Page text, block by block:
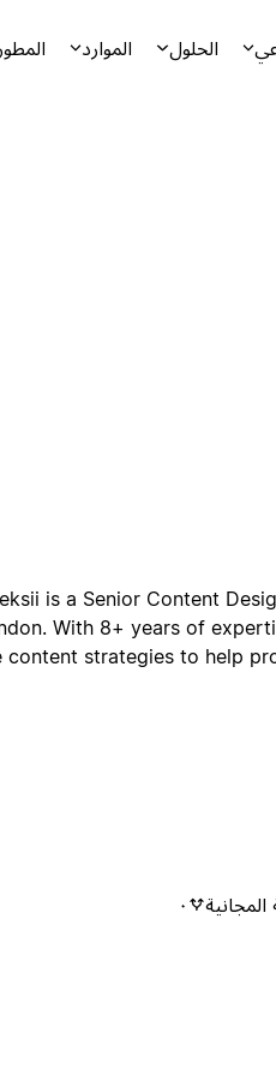
الحلول الموارد
is a Senior Content
With 8+ years of
content strategies to help
المجانية ٠